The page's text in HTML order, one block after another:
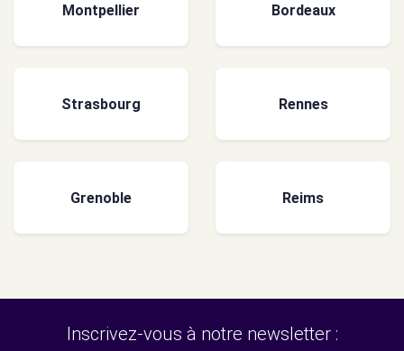
Montpellier Bordeaux
Strasbourg Rennes
Grenoble Reims
Inscrivez-vous à notre newsletter :